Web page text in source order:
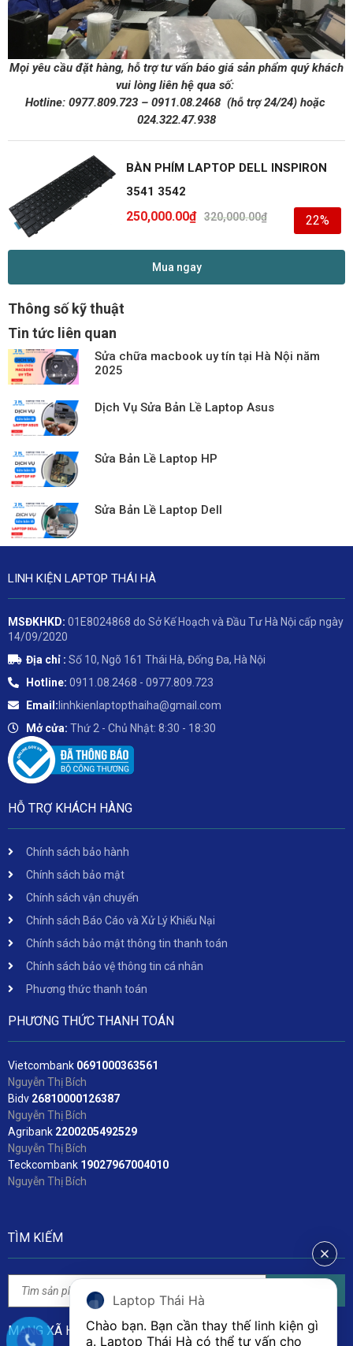
Mọi yêu cầu đặt hàng, hỗ trợ tư vấn báo giá sản phẩm quý khách
vui lòng liên hệ qua số:
Hotline: 0977.809.723– 0911.08.2468 (hỗ trợ 24/24)hoặc
024.322.47.938
BÀN PHÍM LAPTOP DELL INSPIRON
3541 3542
320,000.00₫
250,000.00₫ 22%
Mua ngay
Thông số kỹ thuật
Tin tức liên quan
Sửa chữa macbook uy tín tại Hà Nội năm
2025
Dịch Vụ Sửa Bản Lề Laptop Asus
Sửa Bản Lề Laptop HP
Sửa Bản Lề Laptop Dell
LINH KIỆN LAPTOP THÁI HÀ
MSĐKHKD: 01E8024868 do Sở Kế Hoạch và Đầu Tư Hà Nội cấp ngày
14/09/2020
Địa chỉ : Số 10, Ngõ 161 Thái Hà, Đống Đa, Hà Nội
Hotline: 0911.08.2468 - 0977.809.723
Email:linhkienlaptopthaiha@gmail.com
Mở cửa: Thứ 2 - Chủ Nhật: 8:30 - 18:30
HỖ TRỢ KHÁCH HÀNG
Chính sách bảo hành
Chính sách bảo mật
Chính sách vận chuyển
Chính sách Báo Cáo và Xử Lý Khiếu Nại
Chính sách bảo mật thông tin thanh toán
Chính sách bảo vệ thông tin cá nhân
Phương thức thanh toán
PHƯƠNG THỨC THANH TOÁN
Vietcombank 0691000363561
Nguyễn Thị Bích
Bidv 26810000126387
Nguyễn Thị Bích
Agribank 2200205492529
Nguyễn Thị Bích
Teckcombank 19027967004010
Nguyễn Thị Bích
TÌM KIẾM
MẠNG XÃ HỘI
Laptop Thái Hà
Chào bạn. Bạn cần thay thế linh kiện gì
ạ. Laptop Thái Hà có thể tư vấn cho